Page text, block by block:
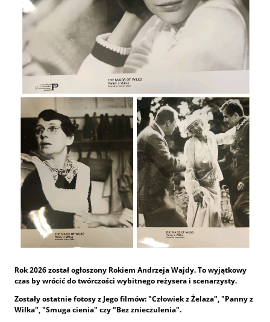
Rok 2026 został ogłoszony Rokiem Andrzeja Wajdy. To wyjątkowy
czas by wrócić do twórczości wybitnego reżysera i scenarzysty.
Zostały ostatnie fotosy z Jego filmów: "Człowiek z Żelaza", "Panny z
Wilka", "Smuga cienia" czy "Bez znieczulenia".